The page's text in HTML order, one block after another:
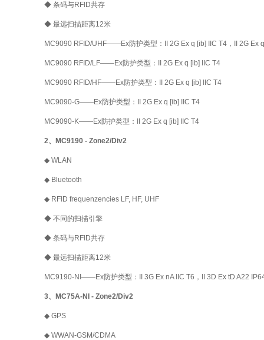
◆ 条码与RFID共存
◆ 最远扫描距离12米
MC9090 RFID/UHF——Ex防护类型：II 2G Ex q [ib] IIC T4，II 2G Ex
MC9090 RFID/LF——Ex防护类型：II 2G Ex q [ib] IIC T4
MC9090 RFID/HF——Ex防护类型：II 2G Ex q [ib] IIC T4
MC9090-G——Ex防护类型：II 2G Ex q [ib] IIC T4
MC9090-K——Ex防护类型：II 2G Ex q [ib] IIC T4
2、MC9190 - Zone2/Div2
◆ WLAN
◆ Bluetooth
◆ RFID frequenzencies LF, HF, UHF
◆ 不同的扫描引擎
◆ 条码与RFID共存
◆ 最远扫描距离12米
MC9190-NI——Ex防护类型：II 3G Ex nA IIC T6，II 3D Ex tD A22
3、MC75A-NI - Zone2/Div2
◆ GPS
◆ WWAN-GSM/CDMA